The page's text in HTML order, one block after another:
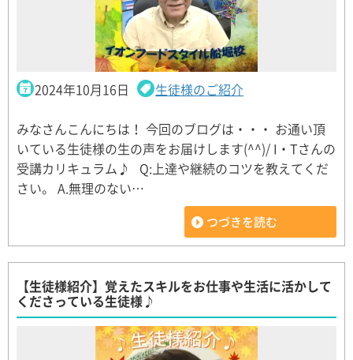
2024年10月16日 生徒様のご紹介
みなさんこんにちは！ 今回のブログは・・・ お通い頂
いている生徒様の生の声をお届けします(^^)/ I・Tさんの
受講カリキュラム♪ Q:上達や継続のコツを教えてくだ
さい。 A.無理のない…
つづきを読む
【生徒様紹介】覚えたスキルをお仕事や生活に活かして
くださっている生徒様♪